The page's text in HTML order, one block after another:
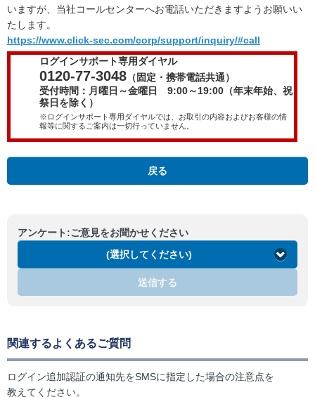
いますが、当社コールセンターへお電話いただきますようお願いい
たします。
https://www.click-sec.com/corp/support/inquiry/#call
ログインサポート専用ダイヤル
0120-77-3048 （固定・携帯電話共通）
受付時間：月曜日～金曜日 9:00～19:00（年末年始、祝
祭日を除く）
※ログインサポート専用ダイヤルでは、お取引の内容およびお客様の情
報等に関するご案内は一切行っていません。
戻る
アンケート:ご意見をお聞かせください
(選択してください)
送信する
関連するよくあるご質問
ログイン追加認証の通知先をSMSに指定した場合の注意点を
教えてください。